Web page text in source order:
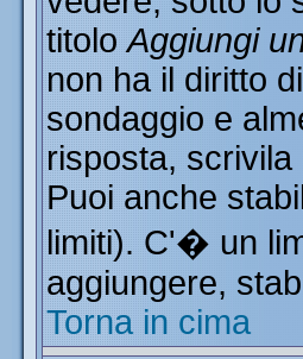
titoloAggiungi
non ha il diritto
sondaggio e
risposta,
Puoi anche
limiti). C'� un
aggiungere,
Torna in cima